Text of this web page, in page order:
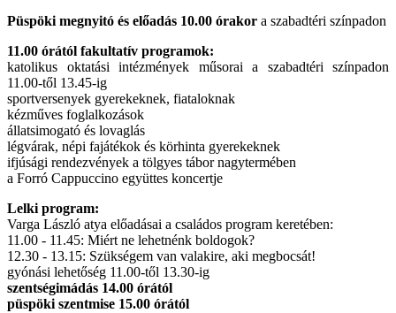
Püspöki megnyitó és előadás 10.00 órakor a szabadtéri színpadon
11.00 órától fakultatív programok:
katolikus oktatási intézmények műsorai a szabadtéri színpadon
11.00-től 13.45-ig
sportversenyek gyerekeknek, fiataloknak
kézműves foglalkozások
állatsimogató és lovaglás
légvárak, népi fajátékok és körhinta gyerekeknek
ifjúsági rendezvények a tölgyes tábor nagytermében
a Forró Cappuccino együttes koncertje
Lelki program:
Varga László atya előadásai a családos program keretében:
11.00 - 11.45: Miért ne lehetnénk boldogok?
12.30 - 13.15: Szükségem van valakire, aki megbocsát!
gyónási lehetőség 11.00-től 13.30-ig
szentségimádás 14.00 órától
püspöki szentmise 15.00 órától